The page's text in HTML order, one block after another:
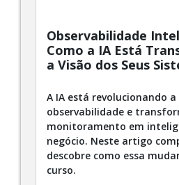
Observabilidade
Como a IA Está
a Visão dos Seus
A IA está revolucionando a
observabilidade e
monitoramento em
negócio. Neste artigo
descobre como essa
curso.